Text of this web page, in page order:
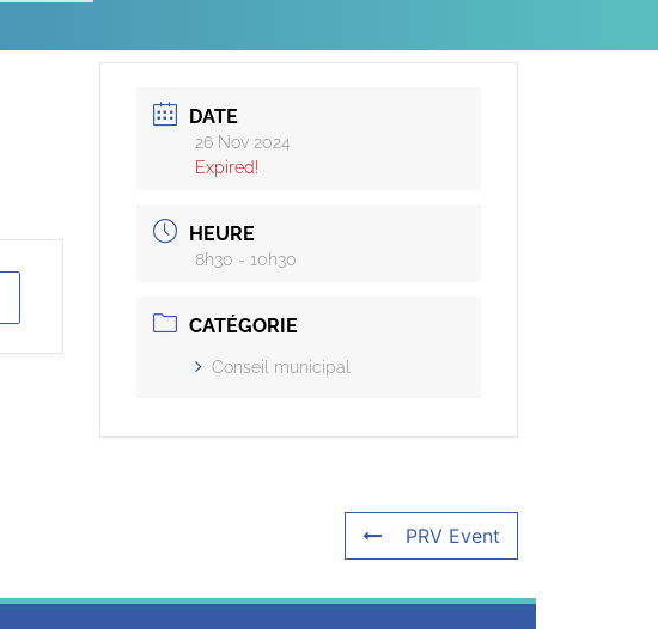
DATE
26 Nov 2024
Expired!
HEURE
8h30 - 10h30
CATÉGORIE
Conseil municipal
PRV Event